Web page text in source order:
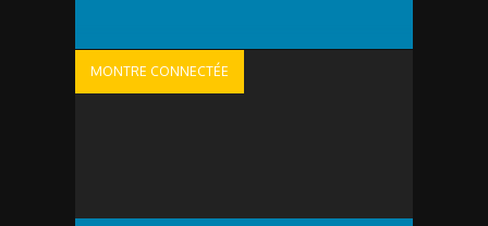
MONTRE CONNECTÉE